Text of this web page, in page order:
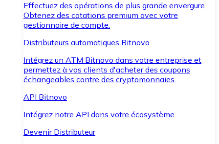
Effectuez des opérations de plus grande envergure.
Obtenez des cotations premium avec votre
gestionnaire de compte.
Distributeurs automatiques Bitnovo
Intégrez un ATM Bitnovo dans votre entreprise et
permettez à vos clients d'acheter des coupons
échangeables contre des cryptomonnaies.
API Bitnovo
Intégrez notre API dans votre écosystème.
Devenir Distributeur